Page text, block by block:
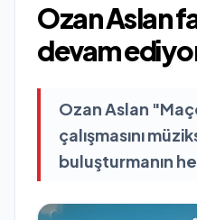
Ozan Aslan
devam
Ozan Aslan
çalışmasını
buluşturmanın